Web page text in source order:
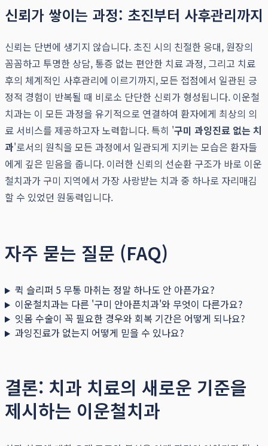
신뢰가 쌓이는 과정: 초진부터 사후관리까지
신뢰는 단번에 생기지 않습니다. 초진 시의 친절한 응대, 원장의
꼼꼼하고 투명한 상담, 통증 없는 편안한 치료 과정, 그리고 치료
후의 체계적인 사후관리에 이르기까지, 모든 접점에서 일관된 긍
정적 경험이 반복될 때 비로소 단단한 신뢰가 형성됩니다. 이운철
치과는 이 모든 과정을 유기적으로 연결하여 환자에게 최상의 의
료 서비스를 제공하고자 노력합니다. 특히 '구미 과잉진료 없는 치
과'로서의 원칙을 모든 과정에서 일관되게 지키는 모습은 환자들
에게 깊은 믿음을 줍니다. 이러한 신뢰의 선순환 구조가 바로 이운
철치과가 구미 지역에서 가장 사랑받는 치과 중 하나로 자리매김
할 수 있었던 원동력입니다.
자주 묻는 질문 (FAQ)
퀵 슬리퍼 5 무통 마취는 정말 하나도 안 아픈가요?
이운철치과는 다른 '구미 안아픈치과'와 무엇이 다른가요?
잇몸 수술이 꼭 필요한 경우와 회복 기간은 어떻게 되나요?
과잉진료가 없는지 어떻게 믿을 수 있나요?
결론: 치과 치료의 새로운 기준을
제시하는 이운철치과